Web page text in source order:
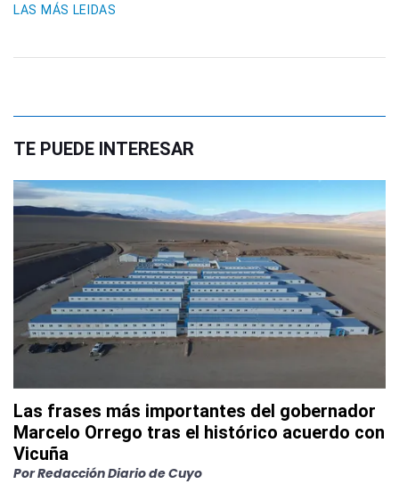
LAS MÁS LEIDAS
TE PUEDE INTERESAR
Las frases más importantes del gobernador
Marcelo Orrego tras el histórico acuerdo con
Vicuña
PorRedacción Diario de Cuyo